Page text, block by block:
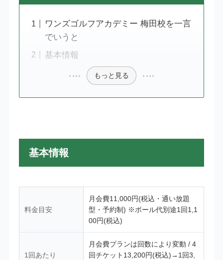
ワンズゴルフアカデミー 梅田校を一言
でいうと
基本情報
もっと見る
基本情報
料金目安
月会費11,000円(税込・通い放題
型・予約制) ※ボール代別途1回1,1
00円(税込)
1回あたり
月会費プランは回数により変動 / 4
回チケット13,200円(税込)→1回3,